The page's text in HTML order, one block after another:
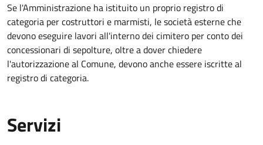
Se l'Amministrazione ha istituito un proprio registro di
categoria per costruttori e marmisti, le società esterne che
devono eseguire lavori all'interno dei cimitero per conto dei
concessionari di sepolture, oltre a dover chiedere
l'autorizzazione al Comune, devono anche essere iscritte al
registro di categoria.
Servizi